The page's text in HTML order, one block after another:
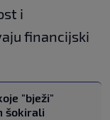
i
financijski
"bježi"
šokirali